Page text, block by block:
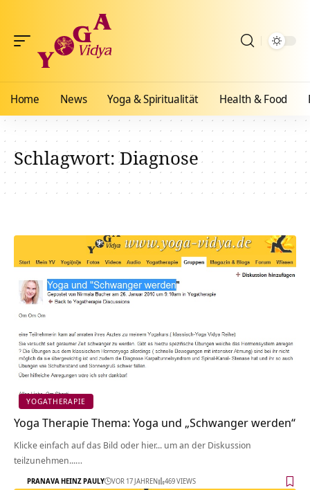
Home News Yoga & Spiritualität Health & Food
Schlagwort:Diagnose
YOGATHERAPIE
Yoga Therapie Thema: Yoga und „Schwanger werden“
Klicke einfach auf das Bild oder hier... um an der Diskussion
teilzunehmen...…
PRANAVA HEINZ PAULY VOR 17 JAHREN 469 VIEWS